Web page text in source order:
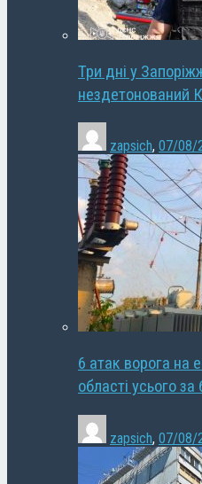
Три дні у
нездетонований
zapsich, 07/08/
6 атак ворога на
області усього за
zapsich, 07/08/